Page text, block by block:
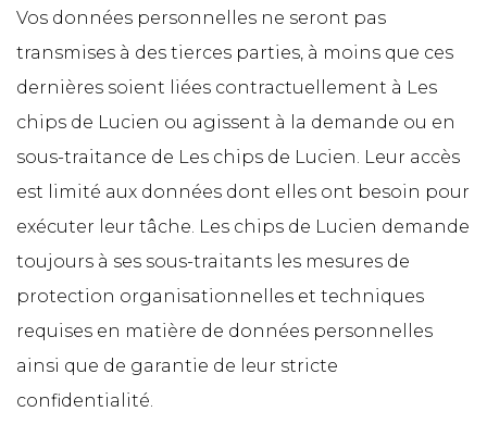
Vos données personnelles ne seront pas
transmises à des tierces parties, à moins que ces
dernières soient liées contractuellement à Les
chips de Lucien ou agissent à la demande ou en
sous-traitance de Les chips de Lucien. Leur accès
est limité aux données dont elles ont besoin pour
exécuter leur tâche. Les chips de Lucien demande
toujours à ses sous-traitants les mesures de
protection organisationnelles et techniques
requises en matière de données personnelles
ainsi que de garantie de leur stricte
confidentialité.